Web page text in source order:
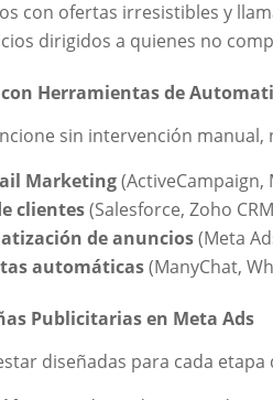
con ofertas irresistibles y
dirigidos a quienes no
Herramientas de
sin intervención
Marketing(ActiveCampaign,
clientes(Salesforce, Zoho
de anuncios(Meta
automáticas(ManyChat,
Publicitarias en Meta Ads
diseñadas para cada etapa